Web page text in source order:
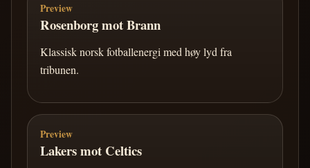
Preview
Rosenborg mot Brann
Klassisk norsk fotballenergi med høy lyd fra
tribunen.
Preview
Lakers mot Celtics